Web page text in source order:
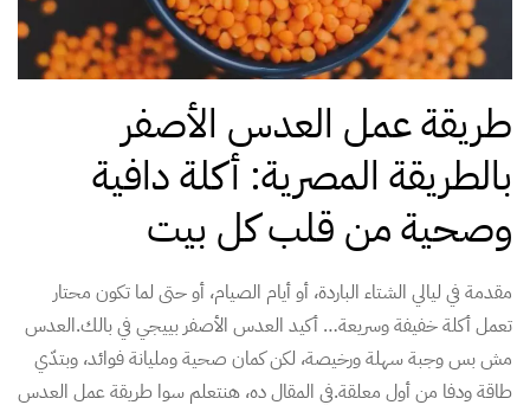
طريقة عمل العدس الأصفر
بالطريقة المصرية: أكلة دافية
وصحية من قلب كل بيت
مقدمة في ليالي الشتاء الباردة، أو أيام الصيام، أو حتى لما تكون محتار
تعمل أكلة خفيفة وسريعة… أكيد العدس الأصفر بييجي في بالك.العدس
مش بس وجبة سهلة ورخيصة، لكن كمان صحية ومليانة فوائد، وبتدّي
طاقة ودفا من أول معلقة.في المقال ده، هنتعلم سوا طريقة عمل العدس